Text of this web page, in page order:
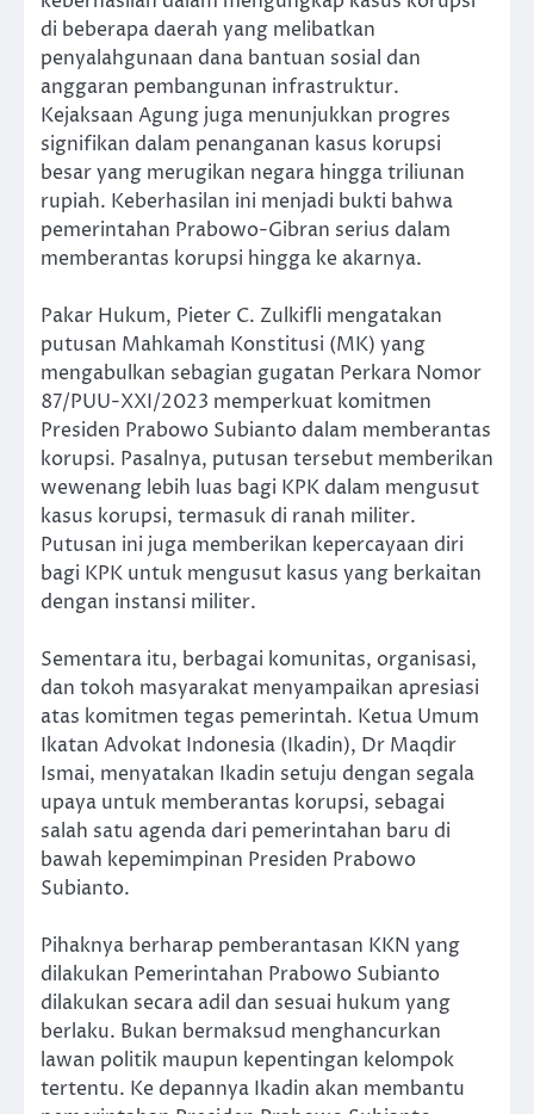
di beberapa daerah yang melibatkan
penyalahgunaan dana bantuan sosial dan
anggaran pembangunan infrastruktur.
Kejaksaan Agung juga menunjukkan progres
signifikan dalam penanganan kasus korupsi
besar yang merugikan negara hingga triliunan
rupiah. Keberhasilan ini menjadi bukti bahwa
pemerintahan Prabowo-Gibran serius dalam
memberantas korupsi hingga ke akarnya.
Pakar Hukum, Pieter C. Zulkifli mengatakan
putusan Mahkamah Konstitusi (MK) yang
mengabulkan sebagian gugatan Perkara Nomor
87/PUU-XXI/2023 memperkuat komitmen
Presiden Prabowo Subianto dalam memberantas
korupsi. Pasalnya, putusan tersebut memberikan
wewenang lebih luas bagi KPK dalam mengusut
kasus korupsi, termasuk di ranah militer.
Putusan ini juga memberikan kepercayaan diri
bagi KPK untuk mengusut kasus yang berkaitan
dengan instansi militer.
Sementara itu, berbagai komunitas, organisasi,
dan tokoh masyarakat menyampaikan apresiasi
atas komitmen tegas pemerintah. Ketua Umum
Ikatan Advokat Indonesia (Ikadin), Dr Maqdir
Ismai, menyatakan Ikadin setuju dengan segala
upaya untuk memberantas korupsi, sebagai
salah satu agenda dari pemerintahan baru di
bawah kepemimpinan Presiden Prabowo
Subianto.
Pihaknya berharap pemberantasan KKN yang
dilakukan Pemerintahan Prabowo Subianto
dilakukan secara adil dan sesuai hukum yang
berlaku. Bukan bermaksud menghancurkan
lawan politik maupun kepentingan kelompok
tertentu. Ke depannya Ikadin akan membantu